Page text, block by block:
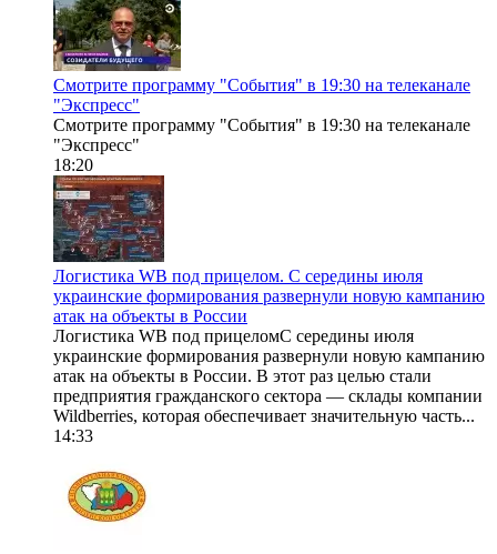
Смотрите программу "События" в 19:30 на телеканале
"Экспресс"
Смотрите программу "События" в 19:30 на телеканале
"Экспресс"
18:20
Логистика WB под прицелом. С середины июля
украинские формирования развернули новую кампанию
атак на объекты в России
Логистика WB под прицеломС середины июля
украинские формирования развернули новую кампанию
атак на объекты в России. В этот раз целью стали
предприятия гражданского сектора — склады компании
Wildberries, которая обеспечивает значительную часть...
14:33